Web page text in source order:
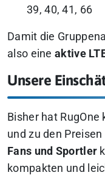
39, 40, 41, 66
Damit die
also eine aktive
Unsere
Bisher hat
und zu den
Fans und Sportler
kompakten und